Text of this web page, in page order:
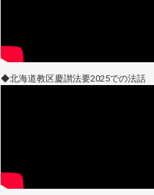
◆北海道教区慶讃法要2025での法話